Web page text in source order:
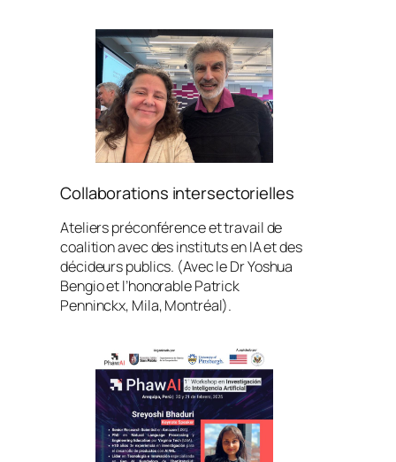
Collaborations intersectorielles
Ateliers préconférence et travail de
coalition avec des instituts en IA et des
décideurs publics. (Avec le Dr Yoshua
Bengio et l’honorable Patrick
Penninckx, Mila, Montréal).